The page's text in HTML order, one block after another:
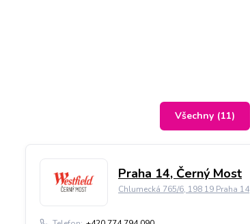
Všechny (11)
Praha 14, Černý Most
Chlumecká 765/6, 198 19 Praha 14